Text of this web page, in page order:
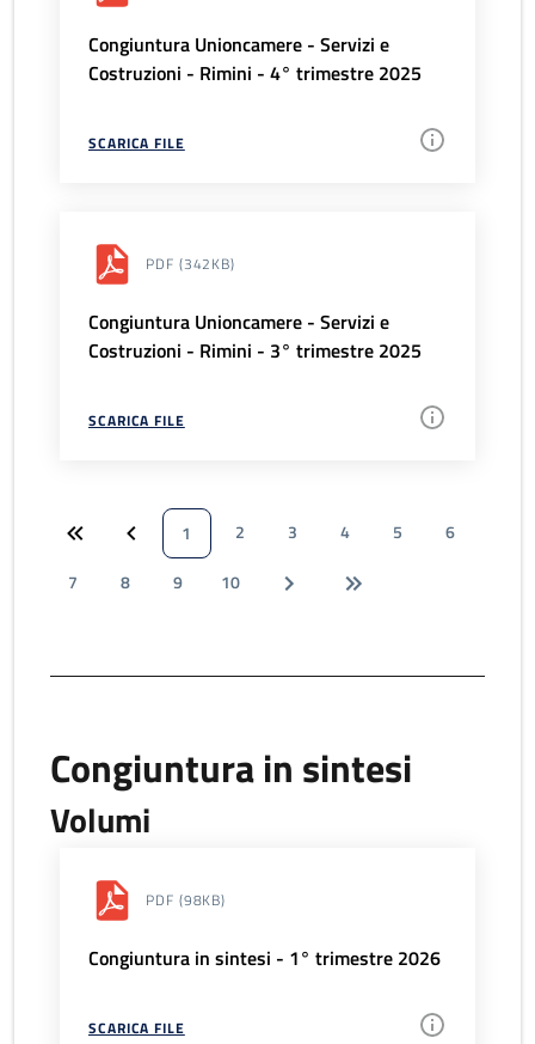
Congiuntura Unioncamere - Servizi e
Costruzioni - Rimini - 4° trimestre 2025
SCARICA FILE
PDF (342KB)
Congiuntura Unioncamere - Servizi e
Costruzioni - Rimini - 3° trimestre 2025
SCARICA FILE
1 2 3 4 5
6
7
8 9 10
Congiuntura in sintesi
Volumi
PDF (98KB)
Congiuntura in sintesi - 1° trimestre 2026
SCARICA FILE